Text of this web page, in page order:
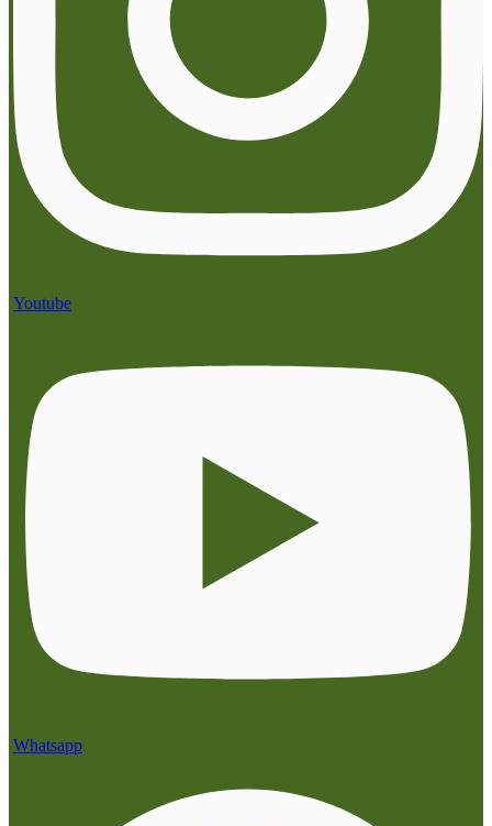
Youtube
Whatsapp